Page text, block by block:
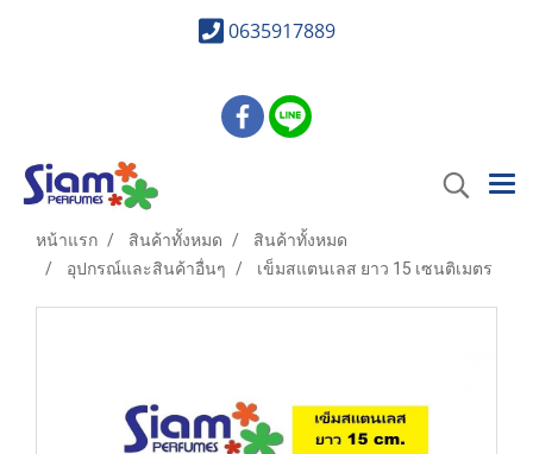
0635917889
หน้าแรก สินค้าทั้งหมด
สินค้าทั้งหมด
อุปกรณ์และสินค้าอื่นๆ
เข็มสแตนเลส ยาว 15 เซนติเมตร